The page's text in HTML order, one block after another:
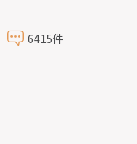
6415件